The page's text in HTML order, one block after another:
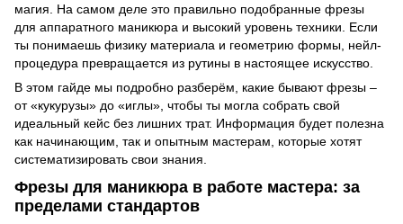
магия. На самом деле это правильно подобранные фрезы
для аппаратного маникюра и высокий уровень техники. Если
ты понимаешь физику материала и геометрию формы, нейл-
процедура превращается из рутины в настоящее искусство.
В этом гайде мы подробно разберём, какие бывают фрезы –
от «кукурузы» до «иглы», чтобы ты могла собрать свой
идеальный кейс без лишних трат. Информация будет полезна
как начинающим, так и опытным мастерам, которые хотят
систематизировать свои знания.
Фрезы для маникюра в работе мастера: за
пределами стандартов